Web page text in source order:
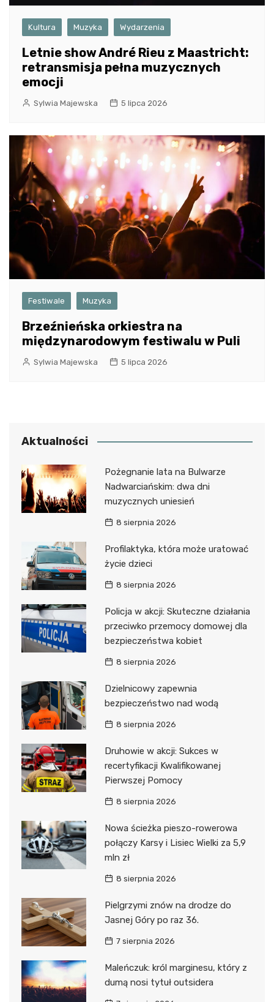
Kultura Muzyka Wydarzenia
Letnie show André Rieu z Maastricht:
retransmisja pełna muzycznych
emocji
Sylwia Majewska 5 lipca 2026
Festiwale Muzyka
Brzeźnieńska orkiestra na
międzynarodowym festiwalu w Puli
Sylwia Majewska 5 lipca 2026
Aktualności
Pożegnanie lata na Bulwarze
Nadwarciańskim: dwa dni
muzycznych uniesień
8 sierpnia 2026
Profilaktyka, która może uratować
życie dzieci
8 sierpnia 2026
Policja w akcji: Skuteczne działania
przeciwko przemocy domowej dla
bezpieczeństwa kobiet
8 sierpnia 2026
Dzielnicowy zapewnia
bezpieczeństwo nad wodą
8 sierpnia 2026
Druhowie w akcji: Sukces w
recertyfikacji Kwalifikowanej
Pierwszej Pomocy
8 sierpnia 2026
Nowa ścieżka pieszo-rowerowa
połączy Karsy i Lisiec Wielki za 5,9
mln zł
8 sierpnia 2026
Pielgrzymi znów na drodze do
Jasnej Góry po raz 36.
7 sierpnia 2026
Maleńczuk: król marginesu, który z
dumą nosi tytuł outsidera